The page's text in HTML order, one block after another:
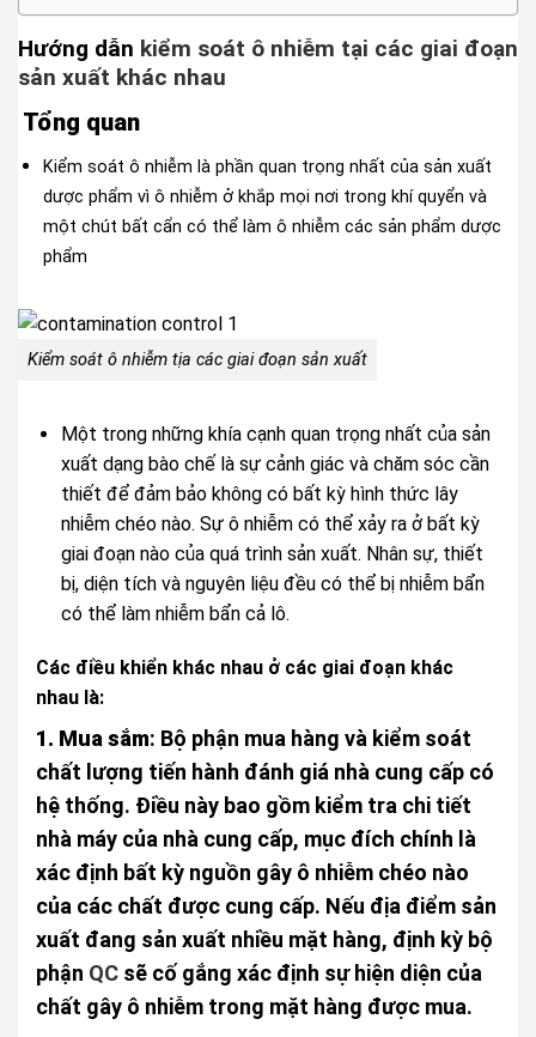
Hướng dẫn kiểm soát ô nhiễm tại các giai đoạn
sản xuất khác nhau
Tổng quan
Kiểm soát ô nhiễm là phần quan trọng nhất của sản xuất
dược phẩm vì ô nhiễm ở khắp mọi nơi trong khí quyển và
một chút bất cẩn có thể làm ô nhiễm các sản phẩm dược
phẩm
Kiểm soát ô nhiễm tịa các giai đoạn sản xuất
Một trong những khía cạnh quan trọng nhất của sản
xuất dạng bào chế là sự cảnh giác và chăm sóc cần
thiết để đảm bảo không có bất kỳ hình thức lây
nhiễm chéo nào. Sự ô nhiễm có thể xảy ra ở bất kỳ
giai đoạn nào của quá trình sản xuất. Nhân sự, thiết
bị, diện tích và nguyên liệu đều có thể bị nhiễm bẩn
có thể làm nhiễm bẩn cả lô.
Các điều khiển khác nhau ở các giai đoạn khác
nhau là:
1. Mua sắm: Bộ phận mua hàng và kiểm soát
chất lượng tiến hành đánh giá nhà cung cấp có
hệ thống. Điều này bao gồm kiểm tra chi tiết
nhà máy của nhà cung cấp, mục đích chính là
xác định bất kỳ nguồn gây ô nhiễm chéo nào
của các chất được cung cấp. Nếu địa điểm sản
xuất đang sản xuất nhiều mặt hàng, định kỳ bộ
phận QC sẽ cố gắng xác định sự hiện diện của
chất gây ô nhiễm trong mặt hàng được mua.